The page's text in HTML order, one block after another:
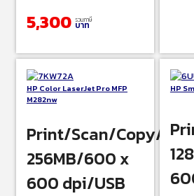
5,300 รวมภาษี
บาท
HP Color LaserJet Pro MFP
M282nw
Print/Scan/Copy/
256MB/600 x
600 dpi/USB
HP